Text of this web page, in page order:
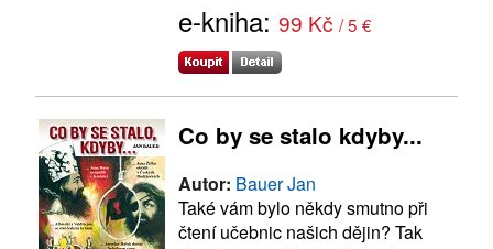
e-kniha: 99 Kč / 5 €
Co by se stalo kdyby...
Autor: Bauer Jan
Také vám bylo někdy smutno při
čtení učebnic našich dějin? Tak